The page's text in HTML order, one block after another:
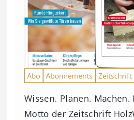
Abo Abonnements Zeitschrift
Wissen. Planen. Machen.
Motto der Zeitschrift